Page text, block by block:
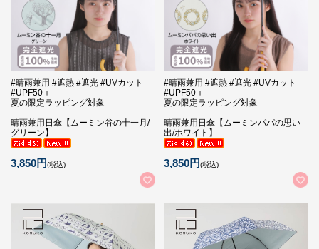
#晴雨兼用 #遮熱 #遮光 #UVカット
#UPF50＋
夏の限定ラッピング対象
晴雨兼用日傘【ムーミン谷の十一月/
グリーン】
3,850円(税込)
#晴雨兼用 #遮熱 #遮光 #UVカット
#UPF50＋
夏の限定ラッピング対象
晴雨兼用日傘【ムーミンパパの思い
出/ホワイト】
3,850円(税込)